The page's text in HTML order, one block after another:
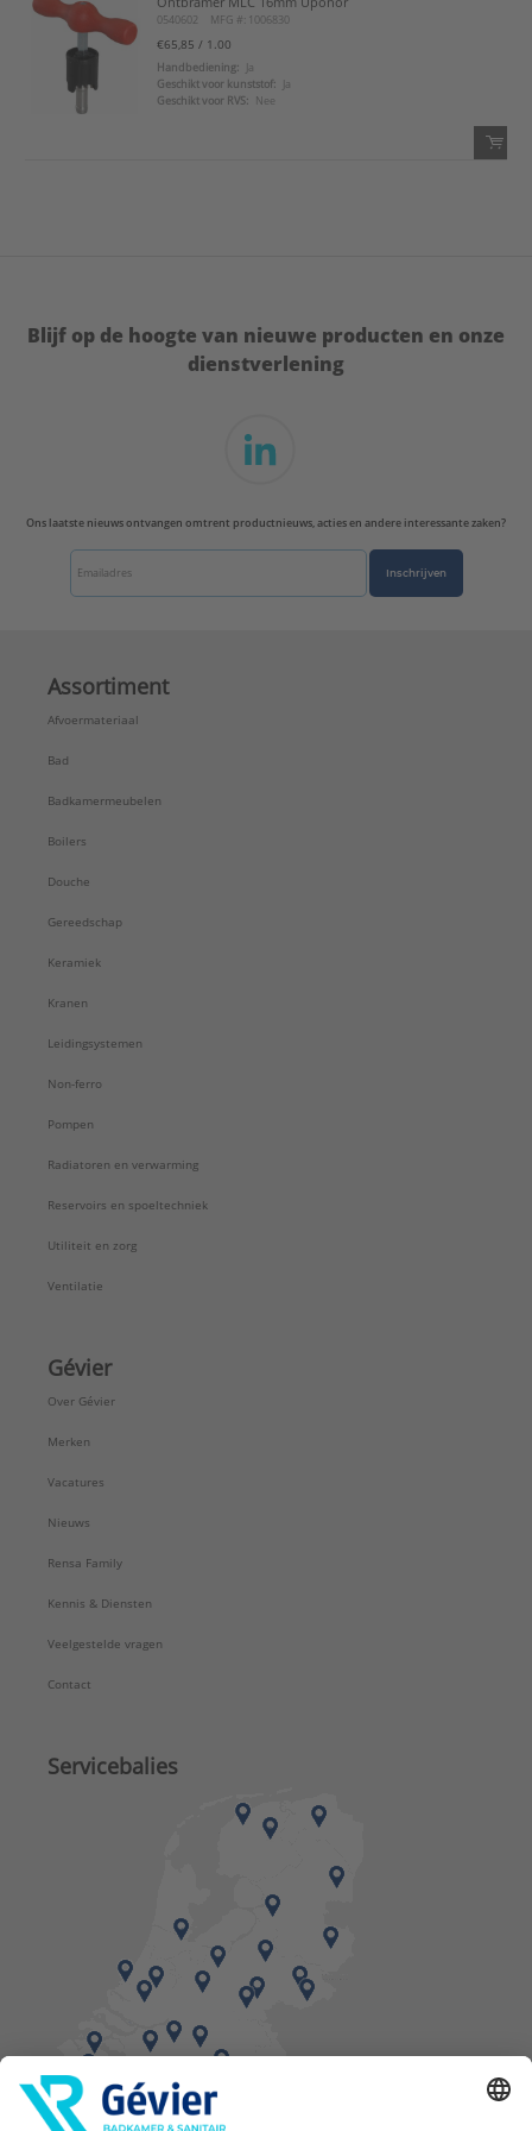
Voeg toe aan favorietenlijst
0540602 MFG #: 1006830
€65,85 / 1.00
Handbediening:
Ja
Geschikt voor kunststof:
Ja
Geschikt voor RVS:
Nee
Blijf op de hoogte van nieuwe producten en onze
dienstverlening
Ons laatste nieuws ontvangen omtrent productnieuws, acties en andere interessante zaken?
Inschrijven
Assortiment
Afvoermateriaal
Bad
Badkamermeubelen
Boilers
Douche
Gereedschap
Keramiek
Kranen
Leidingsystemen
Non-ferro
Pompen
Radiatoren en verwarming
Reservoirs en spoeltechniek
Utiliteit en zorg
Ventilatie
Gévier
Over Gévier
Merken
Vacatures
Nieuws
Rensa Family
Kennis & Diensten
Veelgestelde vragen
Contact
Servicebalies
Vind een balie in de buurt